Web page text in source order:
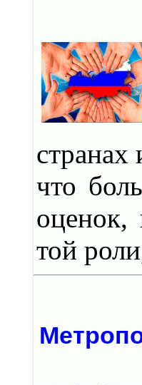
что
оценок,
той